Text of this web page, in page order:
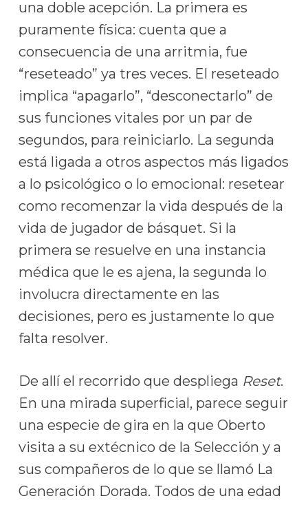
una doble acepción. La primera es
puramente física: cuenta que a
consecuencia de una arritmia, fue
“reseteado” ya tres veces. El reseteado
implica “apagarlo”, “desconectarlo” de
sus funciones vitales por un par de
segundos, para reiniciarlo. La segunda
está ligada a otros aspectos más ligados
a lo psicológico o lo emocional: resetear
como recomenzar la vida después de la
vida de jugador de básquet. Si la
primera se resuelve en una instancia
médica que le es ajena, la segunda lo
involucra directamente en las
decisiones, pero es justamente lo que
falta resolver.
De allí el recorrido que despliega Reset.
En una mirada superficial, parece seguir
una especie de gira en la que Oberto
visita a su extécnico de la Selección y a
sus compañeros de lo que se llamó La
Generación Dorada. Todos de una edad